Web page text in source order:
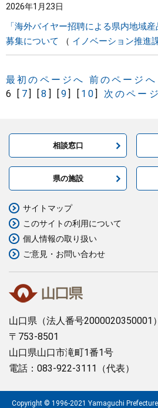
2026年1月23日
「海外バイヤー招聘による県内地域
募集について
イノベーション推進
最初のページへ 前のページへ
6
[ 7] [8 ] [9] [ 10] 次のペー
相談窓口
県の施設
山口県 （法人番号2000020350001）
〒753-8501
山口県山口市滝町1番1号
電話：083-922-3111（代表）
サイトマップ
このサイトの利用について
個人情報の取り扱い
ご意見・お問い合わせ
Copyright © 1996-2021 Yamaguchi